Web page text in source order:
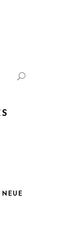
NEUE